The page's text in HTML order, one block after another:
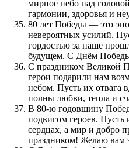
мирное небо над
гармонии, здоровья и
80 лет Победы — это
невероятных усилий.
гордостью за наше
будущем. С Днём
С праздником Великой
герои подарили нам
небом. Пусть их отвага
полны любви, тепла и
В 80-ю годовщину
подвигом героев.
сердцах, а мир и добро
праздником! Желаю вам